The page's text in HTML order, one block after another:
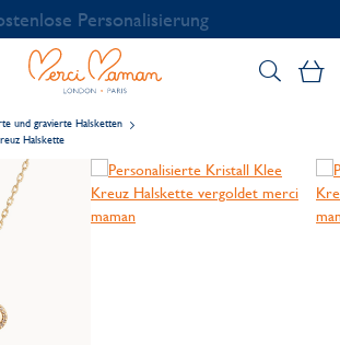
Personalisierung
und gravierte Halsketten
Halskette